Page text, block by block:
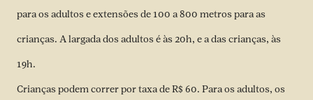
para os adultos e extensões de 100 a 800 metros para as
crianças. A largada dos adultos é às 20h, e a das crianças, às
19h.
Crianças podem correr por taxa de R$ 60. Para os adultos, os